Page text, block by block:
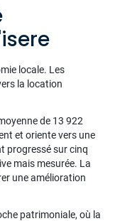
locale. Les
la location
de 13 922
et oriente vers une
progressé sur cinq
mais mesurée. La
une amélioration
patrimoniale, où la